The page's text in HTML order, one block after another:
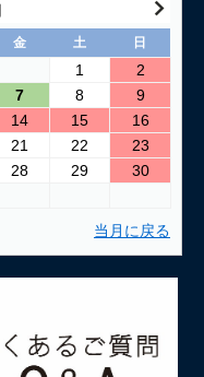
金 土 日
1
2
7 8
9
14 15
16
21 22
23
28 29
30
当月に戻る